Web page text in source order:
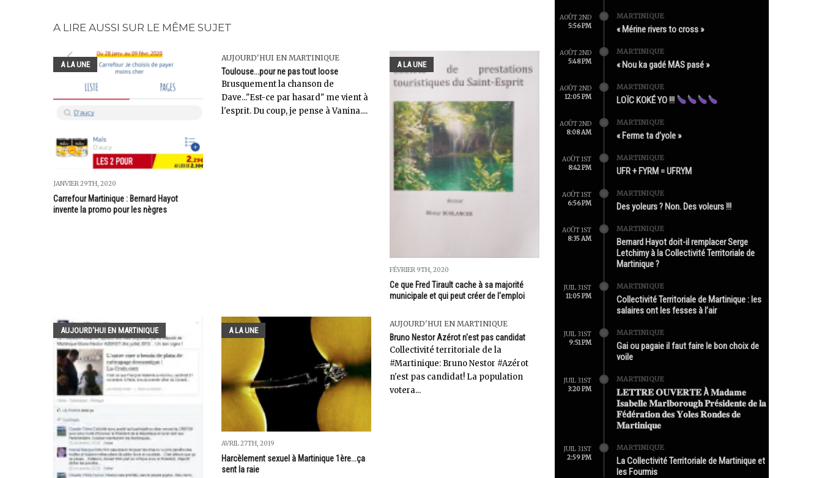
A LIRE AUSSI SUR LE MÊME SUJET
A LA UNE
JANVIER 29TH, 2020
Carrefour Martinique : Bernard Hayot
invente la promo pour les nègres
AUJOURD'HUI EN MARTINIQUE
Toulouse...pour ne pas tout loose
Brusquement la chanson de
Dave..."Est-ce par hasard" me vient à
l'esprit. Du coup, je pense à Vanina....
A LA UNE
FÉVRIER 9TH, 2020
Ce que Fred Tirault cache à sa majorité
municipale et qui peut créer de l'emploi
AUJOURD'HUI EN MARTINIQUE A LA UNE
AVRIL 27TH, 2019
Harcèlement sexuel à Martinique 1ère...ça
sent la raie
AUJOURD'HUI EN MARTINIQUE
Bruno Nestor Azérot n'est pas candidat
Collectivité territoriale de la
#Martinique: Bruno Nestor #Azérot
n'est pas candidat! La population
votera...
AOÛT 2ND
5:56 PM
MARTINIQUE
« Mérine rivers to cross »
AOÛT 2ND
5:48 PM
MARTINIQUE
« Nou ka gadé MAS pasé »
AOÛT 2ND
12:05 PM
MARTINIQUE
LOÏC KOKÉ YO !!!
AOÛT 2ND
8:08 AM
MARTINIQUE
« Ferme ta d’yole »
AOÛT 1ST
8:42 PM
MARTINIQUE
UFR + FYRM = UFRYM
AOÛT 1ST
6:56 PM
MARTINIQUE
Des yoleurs ? Non. Des voleurs !!!
AOÛT 1ST
8:35 AM
MARTINIQUE
Bernard Hayot doit-il remplacer Serge
Letchimy à la Collectivité Territoriale de
Martinique ?
JUIL 31ST
11:05 PM
MARTINIQUE
Collectivité Territoriale de Martinique : les
salaires ont les fesses à l’air
JUIL 31ST
9:51 PM
MARTINIQUE
Gai ou pagaie il faut faire le bon choix de
voile
JUIL 31ST
3:20 PM
MARTINIQUE
𝐋𝐄𝐓𝐓𝐑𝐄 𝐎𝐔𝐕𝐄𝐑𝐓𝐄 À 𝐌𝐚𝐝𝐚𝐦𝐞
𝐈𝐬𝐚𝐛𝐞𝐥𝐥𝐞 𝐌𝐚𝐫𝐥𝐛𝐨𝐫𝐨𝐮𝐠𝐡 𝐏𝐫é𝐬𝐢𝐝𝐞𝐧𝐭𝐞 𝐝𝐞 𝐥𝐚
𝐅é𝐝é𝐫𝐚𝐭𝐢𝐨𝐧 𝐝𝐞𝐬 𝐘𝐨𝐥𝐞𝐬 𝐑𝐨𝐧𝐝𝐞𝐬 𝐝𝐞
𝐌𝐚𝐫𝐭𝐢𝐧𝐢𝐪𝐮𝐞
JUIL 31ST
2:59 PM
MARTINIQUE
La Collectivité Territoriale de Martinique et
les Fourmis